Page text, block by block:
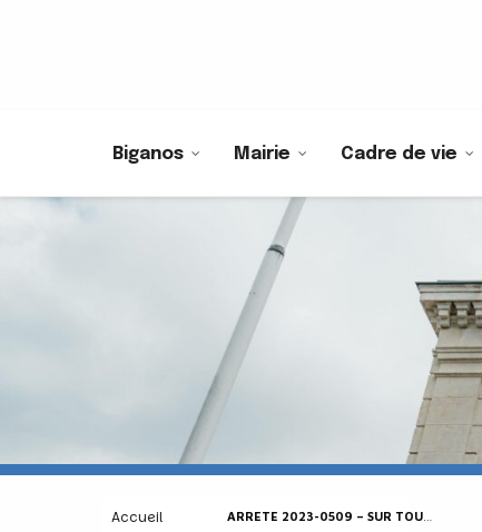
Biganos Mairie Cadre de vie
Accueil ARRETE 2023-0509 – SUR TOUTES LES VOIES COMMUNALES ET DEPARTEMENTALES